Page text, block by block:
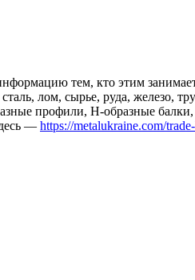
тем, кто этим
лом, сырье, руда, железо,
профили, H-образные
— https://metalukraine.com/